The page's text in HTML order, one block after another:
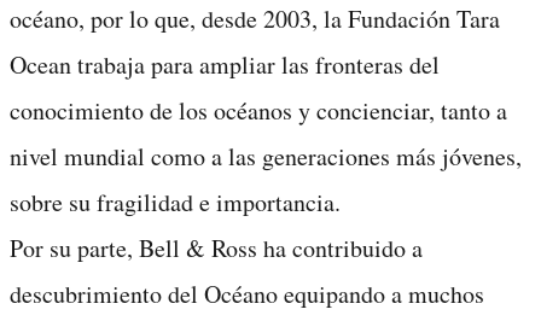
océano, por lo que, desde 2003, la Fundación Tara
Ocean trabaja para ampliar las fronteras del
conocimiento de los océanos y concienciar, tanto a
nivel mundial como a las generaciones más jóvenes,
sobre su fragilidad e importancia.
Por su parte, Bell & Ross ha contribuido a
descubrimiento del Océano equipando a muchos